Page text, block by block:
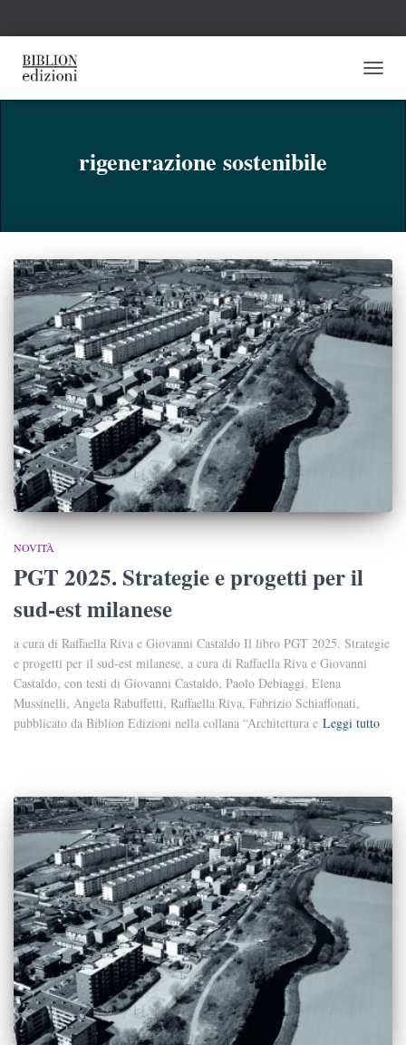
rigenerazione sostenibile
NOVITÀ
PGT 2025. Strategie e progetti per il
sud-est milanese
a cura di Raffaella Riva e Giovanni Castaldo Il libro PGT 2025. Strategie
e progetti per il sud-est milanese, a cura di Raffaella Riva e Giovanni
Castaldo, con testi di Giovanni Castaldo, Paolo Debiaggi, Elena
Mussinelli, Angela Rabuffetti, Raffaella Riva, Fabrizio Schiaffonati,
pubblicato da Biblion Edizioni nella collana “Architettura e Leggi tutto